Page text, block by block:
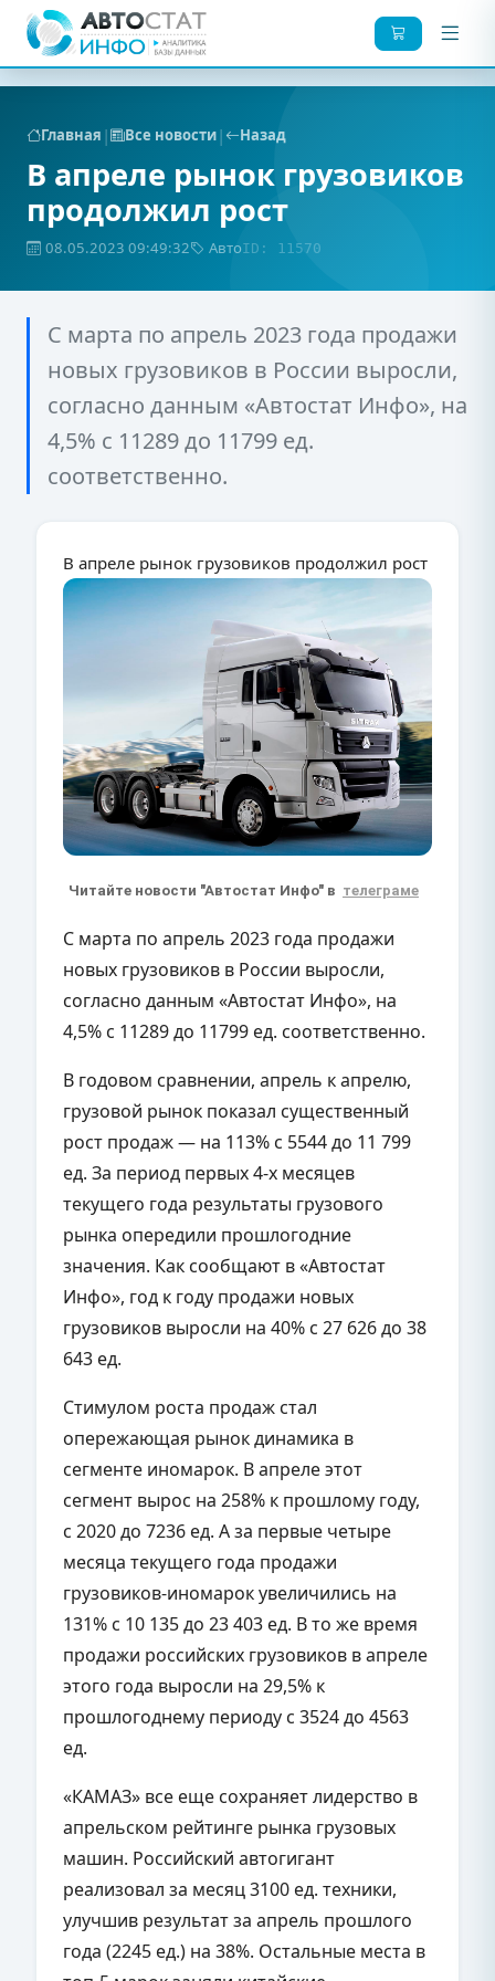
Главная | Все новости| Назад
В апреле рынок грузовиков
продолжил рост
08.05.2023 09:49:32 АвтоID: 11570
С марта по апрель 2023 года продажи
новых грузовиков в России выросли,
согласно данным «Автостат Инфо», на
4,5% с 11289 до 11799 ед.
соответственно.
В апреле рынок грузовиков продолжил рост
Читайте новости "Автостат Инфо" в телеграме
С марта по апрель 2023 года продажи
новых грузовиков в России выросли,
согласно данным «Автостат Инфо», на
4,5% с 11289 до 11799 ед. соответственно.
В годовом сравнении, апрель к апрелю,
грузовой рынок показал существенный
рост продаж — на 113% с 5544 до 11 799
ед. За период первых 4-х месяцев
текущего года результаты грузового
рынка опередили прошлогодние
значения. Как сообщают в «Автостат
Инфо», год к году продажи новых
грузовиков выросли на 40% с 27 626 до 38
643 ед.
Стимулом роста продаж стал
опережающая рынок динамика в
сегменте иномарок. В апреле этот
сегмент вырос на 258% к прошлому году,
с 2020 до 7236 ед. А за первые четыре
месяца текущего года продажи
грузовиков-иномарок увеличились на
131% с 10 135 до 23 403 ед. В то же время
продажи российских грузовиков в апреле
этого года выросли на 29,5% к
прошлогоднему периоду с 3524 до 4563
ед.
«КАМАЗ» все еще сохраняет лидерство в
апрельском рейтинге рынка грузовых
машин. Российский автогигант
реализовал за месяц 3100 ед. техники,
улучшив результат за апрель прошлого
года (2245 ед.) на 38%. Остальные места в